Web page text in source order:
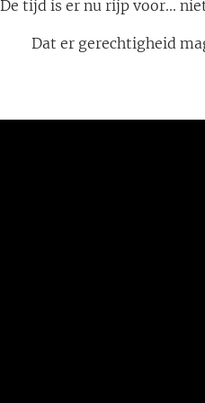
De tijd is er nu rijp voor...
Dat er gerechtigheid